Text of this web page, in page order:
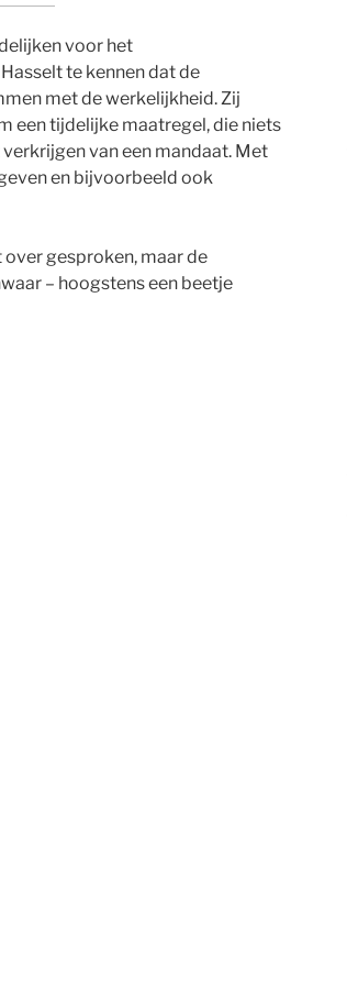
voor het
te kennen dat de
met de werkelijkheid. Zij
een tijdelijke maatregel, die niets
van een mandaat. Met
en bijvoorbeeld ook
gesproken, maar de
– hoogstens een beetje